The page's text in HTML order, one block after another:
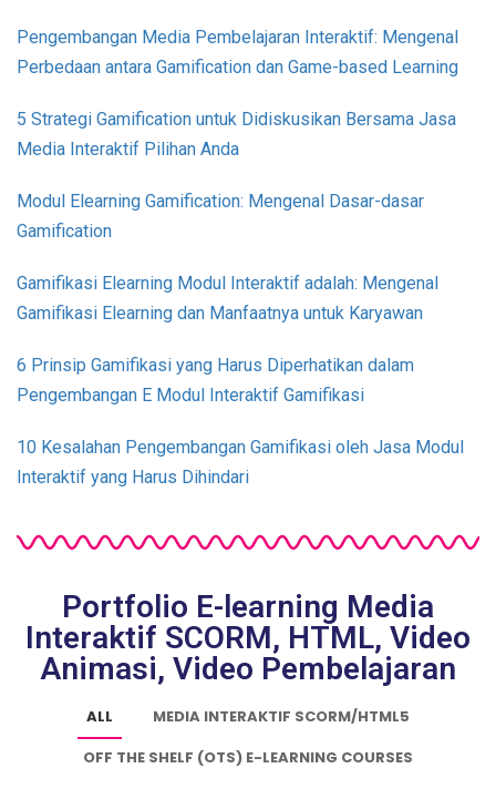
Pengembangan Media Pembelajaran Interaktif: Mengenal
Perbedaan antara Gamification dan Game-based Learning
5 Strategi Gamification untuk Didiskusikan Bersama Jasa
Media Interaktif Pilihan Anda
Modul Elearning Gamification: Mengenal Dasar-dasar
Gamification
Gamifikasi Elearning Modul Interaktif adalah: Mengenal
Gamifikasi Elearning dan Manfaatnya untuk Karyawan
6 Prinsip Gamifikasi yang Harus Diperhatikan dalam
Pengembangan E Modul Interaktif Gamifikasi
10 Kesalahan Pengembangan Gamifikasi oleh Jasa Modul
Interaktif yang Harus Dihindari
Portfolio E-learning Media
Interaktif SCORM, HTML, Video
Animasi, Video Pembelajaran
ALL
MEDIA INTERAKTIF SCORM/HTML5
OFF THE SHELF (OTS) E-LEARNING COURSES